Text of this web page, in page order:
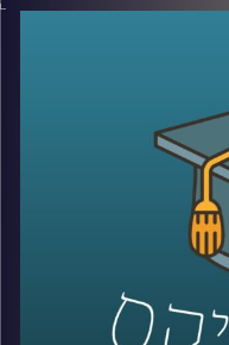
בשיר, ששלט במדינה
שוב קרבות קשים
ואיך זה קשור
אלינו ד"ר חיים קורן,
אוניברסיטת
ומצרים.